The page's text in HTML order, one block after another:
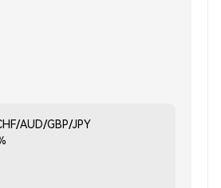
AUD/GBP/JPY